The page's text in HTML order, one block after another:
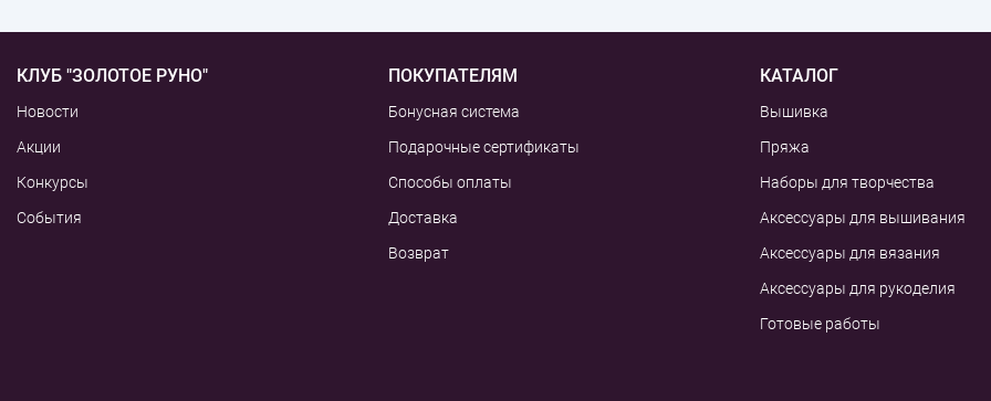
КЛУБ "ЗОЛОТОЕ РУНО"
Новости
Акции
Конкурсы
События
ПОКУПАТЕЛЯМ
Бонусная система
Подарочные сертификаты
Способы оплаты
Доставка
Возврат
КАТАЛОГ
Вышивка
Пряжа
Наборы для творчества
Аксессуары для вышивания
Аксессуары для вязания
Аксессуары для рукоделия
Готовые работы